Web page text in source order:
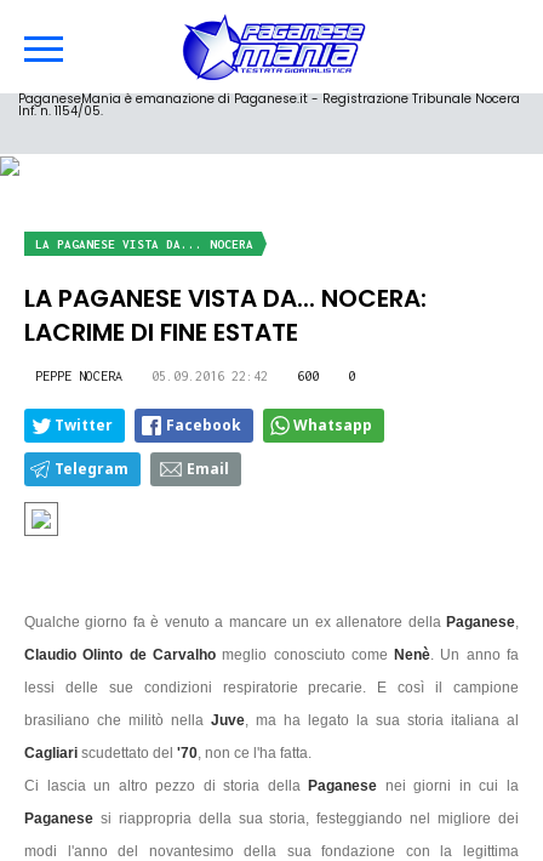
PaganeseMania è emanazione di Paganese.it - Registrazione Tribunale Nocera
Inf. n. 1154/05.
LA PAGANESE VISTA DA... NOCERA
LA PAGANESE VISTA DA... NOCERA:
LACRIME DI FINE ESTATE
PEPPE NOCERA 05.09.2016 22:42 600 0
Twitter Facebook Whatsapp
Telegram Email
Qualche giorno fa è venuto a mancare un ex allenatore della Paganese,
Claudio Olinto de Carvalhomeglio conosciuto come Nenè. Un anno fa
lessi delle sue condizioni respiratorie precarie. E così il campione
brasiliano che militò nella Juve, ma ha legato la sua storia italiana al
Cagliari scudettato del '70, non ce l'ha fatta.
Ci lascia un altro pezzo di storia della Paganese nei giorni in cui la
Paganese si riappropria della sua storia, festeggiando nel migliore dei
modi l'anno del novantesimo della sua fondazione con la legittima